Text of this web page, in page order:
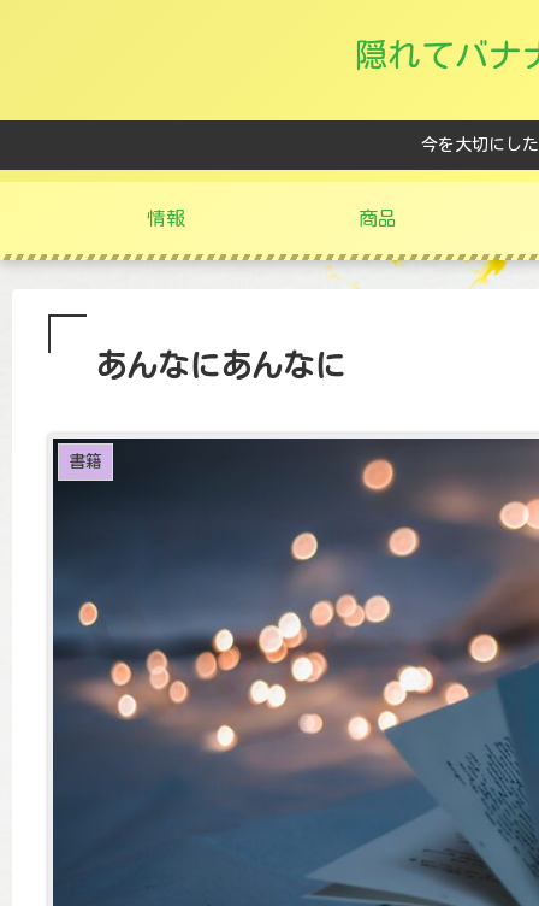
隠れてバナ
今を大切にし
情報 商品
あんなにあんなに
書籍